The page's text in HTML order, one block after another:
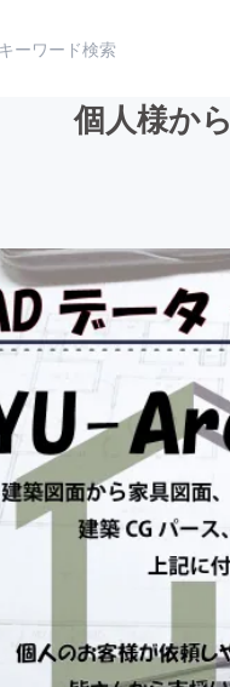
アート・写真
テクノロジー・ガジェット
映像・映画
ビジネス・起業
まちづくり・地域活性化
個人様か